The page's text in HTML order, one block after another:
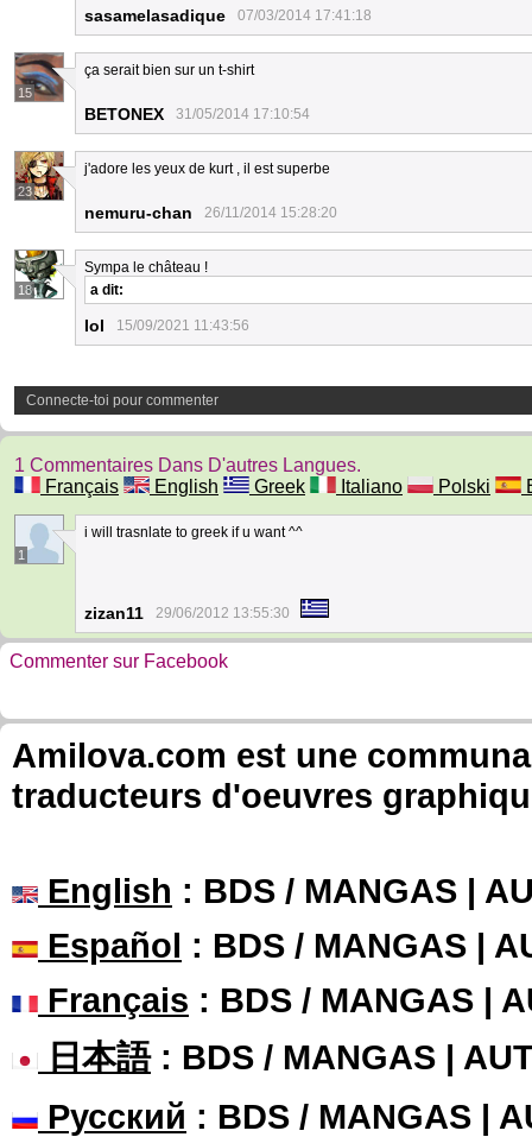
sasamelasadique 07/03/2014 17:41:18
15
ça serait bien sur un t-shirt
BETONEX 31/05/2014 17:10:54
23
j'adore les yeux de kurt , il est superbe
nemuru-chan 26/11/2014 15:28:20
18
Sympa le château !
a dit:
Iol 15/09/2021 11:43:56
Connecte-toi pour commenter
1 Commentaires Dans D'autres Langues.
Français
English Greek Italiano Polski
1
i will trasnlate to greek if u want ^^
zizan11 29/06/2012 13:55:30
Commenter sur Facebook
Amilova.com est une
traducteurs d'oeuvres
English : BDS / MANGAS |
Español : BDS / MANGAS |
Français : BDS / MANGAS |
日本語: BDS / MANGAS |
Русский : BDS / MANGAS |